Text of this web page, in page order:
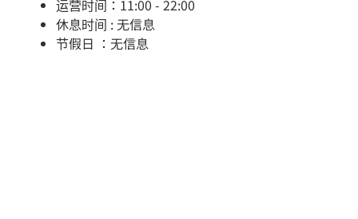
运营时间：11:00 - 22:00
休息时间 : 无信息
节假日 ：无信息